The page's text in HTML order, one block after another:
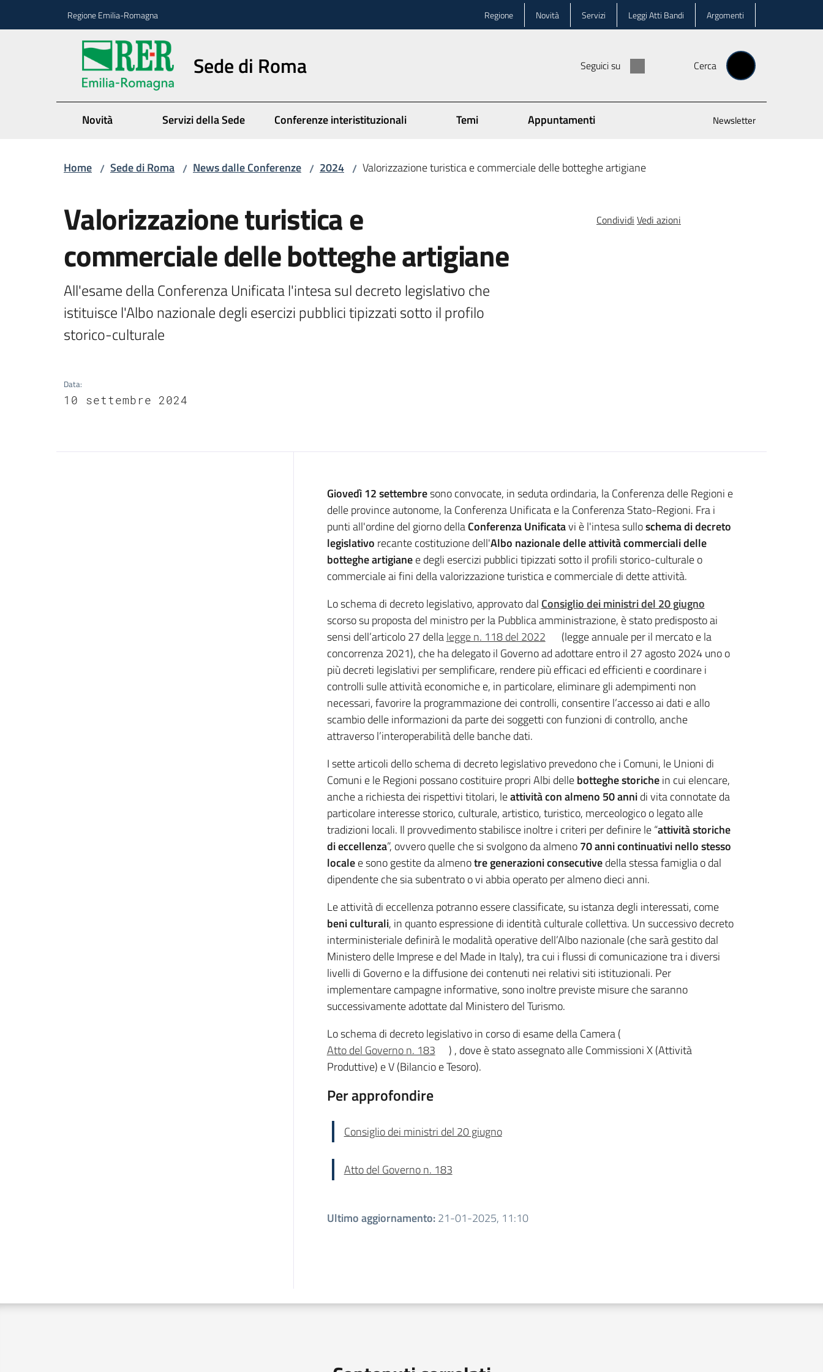
Regione Emilia-Romagna Regione Novità Servizi Leggi Atti Bandi Argomenti
Sede di Roma Seguici su Cerca
Novità Servizi della Sede Conferenze interistituzionali Temi Appuntamenti Newsletter
Home / Sede di Roma / News dalle Conferenze / 2024 / Valorizzazione turistica e commerciale delle botteghe artigiane
Valorizzazione turistica e
commerciale delle botteghe artigiane
All'esame della Conferenza Unificata l'intesa sul decreto legislativo che
istituisce l'Albo nazionale degli esercizi pubblici tipizzati sotto il profilo
storico-culturale
Data:
10 settembre 2024
Condividi Vedi azioni
Introduzione
Giovedì 12 settembresono convocate, in seduta ordindaria, la Conferenza delle Regioni e
delle province autonome, la Conferenza Unificata e la Conferenza Stato-Regioni. Fra i
punti all'ordine del giorno dellaConferenza Unificatavi è l'intesa sulloschema di decreto
legislativo recante costituzione dell'Albo nazionale delle attività commerciali delle
botteghe artigianee degli esercizi pubblici tipizzati sotto il profili storico-culturale o
commerciale ai fini della valorizzazione turistica e commerciale di dette attività.
Lo schema di decreto legislativo, approvato dal Consiglio dei ministri del 20 giugno
scorso su proposta del ministro per la Pubblica amministrazione, è stato predisposto ai
sensi dell’articolo 27 dellalegge n. 118 del 2022
(legge annuale per il mercato e la
concorrenza 2021), che ha delegato il Governo ad adottare entro il 27 agosto 2024 uno o
più decreti legislativi per semplificare, rendere più efficaci ed efficienti e coordinare i
controlli sulle attività economiche e, in particolare, eliminare gli adempimenti non
necessari, favorire la programmazione dei controlli, consentire l’accesso ai dati e allo
scambio delle informazioni da parte dei soggetti con funzioni di controllo, anche
attraverso l’interoperabilità delle banche dati.
I sette articoli dello schema di decreto legislativo prevedono che i Comuni, le Unioni di
Comuni e le Regioni possano costituire propri Albi dellebotteghe storichein cui elencare,
anche a richiesta dei rispettivi titolari, leattività con almeno 50 annidi vita connotate da
particolare interesse storico, culturale, artistico, turistico, merceologico o legato alle
tradizioni locali. Il provvedimento stabilisce inoltre i criteri per definire le “attività storiche
di eccellenza”, ovvero quelle che si svolgono da almeno70 anni continuativi nello stesso
localee sono gestite da almenotre generazioni consecutivedella stessa famiglia o dal
dipendente che sia subentrato o vi abbia operato per almeno dieci anni.
Le attività di eccellenza potranno essere classificate, su istanza degli interessati, come
beni culturali, in quanto espressione di identità culturale collettiva. Un successivo decreto
interministeriale definirà le modalità operative dell’Albo nazionale (che sarà gestito dal
Ministero delle Imprese e del Made in Italy), tra cui i flussi di comunicazione tra i diversi
livelli di Governo e la diffusione dei contenuti nei relativi siti istituzionali. Per
implementare campagne informative, sono inoltre previste misure che saranno
successivamente adottate dal Ministero del Turismo.
Lo schema di decreto legislativo in corso di esame della Camera (
Atto del Governo n. 183
) , dove è stato assegnato alle Commissioni X (Attività
Produttive) e V (Bilancio e Tesoro).
Per approfondire
Consiglio dei ministri del 20 giugno
Atto del Governo n. 183
Ultimo aggiornamento:21-01-2025, 11:10